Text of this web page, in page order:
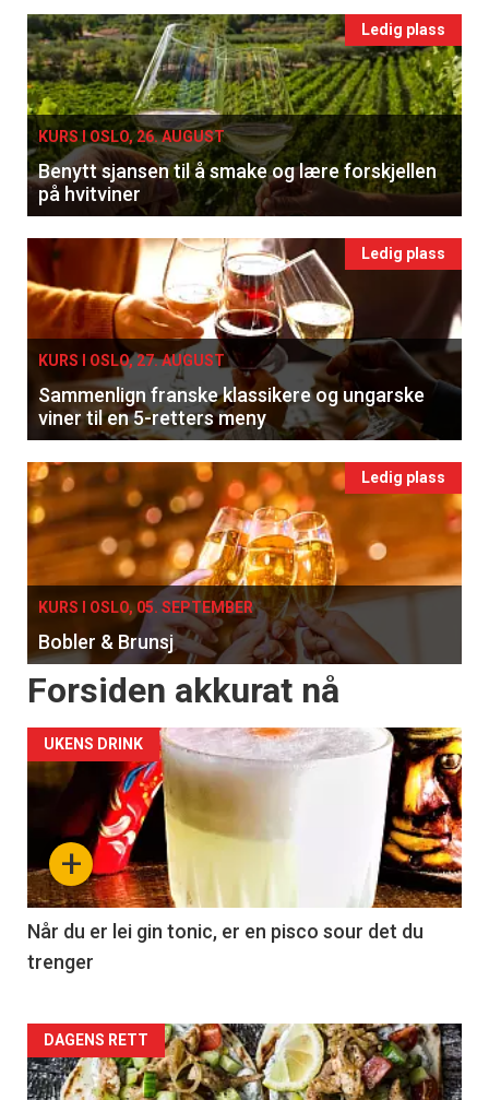
Ledig plass
KURS I OSLO, 26. AUGUST
Benytt sjansen til å smake og lære forskjellen
på hvitviner
Ledig plass
KURS I OSLO, 27. AUGUST
Sammenlign franske klassikere og ungarske
viner til en 5-retters meny
Ledig plass
KURS I OSLO, 05. SEPTEMBER
Bobler & Brunsj
Forsiden akkurat nå
+
UKENS DRINK
Når du er lei gin tonic, er en pisco sour det du
trenger
Forsiden
akkurat
DAGENS RETT